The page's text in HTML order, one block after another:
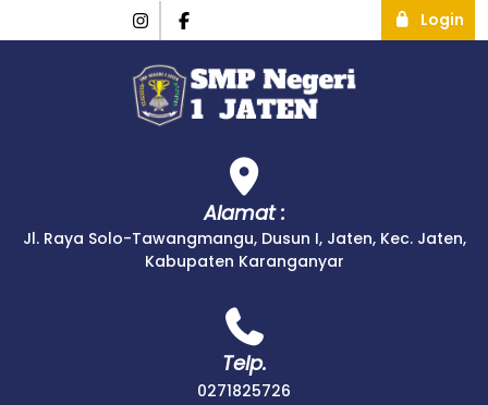
Login
Alamat :
Jl. Raya Solo-Tawangmangu, Dusun I, Jaten, Kec. Jaten,
Kabupaten Karanganyar
Telp.
0271825726